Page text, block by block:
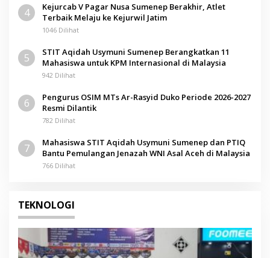
4
Kejurcab V Pagar Nusa Sumenep Berakhir, Atlet
Terbaik Melaju ke Kejurwil Jatim
1046 Dilihat
5
STIT Aqidah Usymuni Sumenep Berangkatkan 11
Mahasiswa untuk KPM Internasional di Malaysia
942 Dilihat
6
Pengurus OSIM MTs Ar-Rasyid Duko Periode 2026-2027
Resmi Dilantik
782 Dilihat
7
Mahasiswa STIT Aqidah Usymuni Sumenep dan PTIQ
Bantu Pemulangan Jenazah WNI Asal Aceh di Malaysia
766 Dilihat
TEKNOLOGI